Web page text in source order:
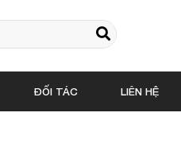
ĐỐI TÁC LIÊN HỆ